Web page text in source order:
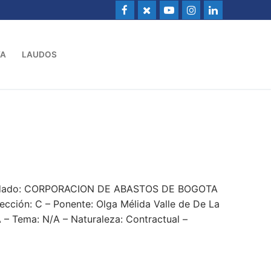
LAUDOS
CORPORACION DE ABASTOS DE BOGOTA
C – Ponente: Olga Mélida Valle de De La
Tema: N/A – Naturaleza: Contractual –